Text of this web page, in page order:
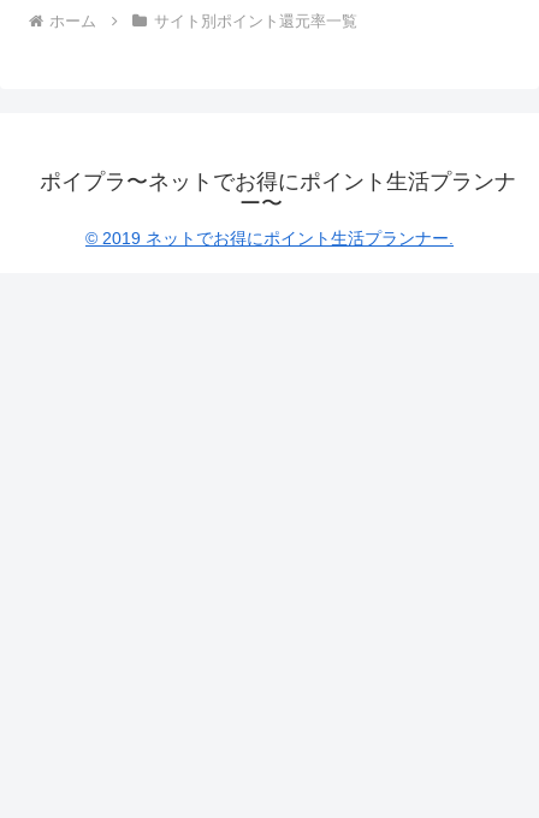
ホーム サイト別ポイント還元率一覧
ポイプラ〜ネットでお得にポイント生活プランナ
ー〜
© 2019 ネットでお得にポイント生活プランナー.